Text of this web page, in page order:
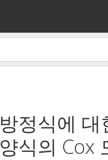
정식에
식의 Cox